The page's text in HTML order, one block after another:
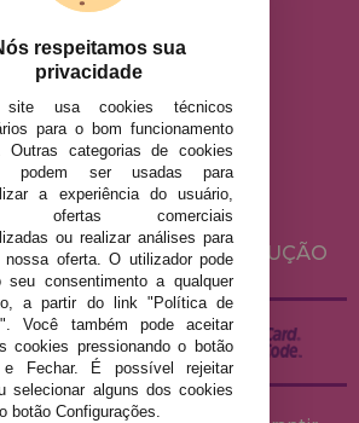
info@casadopuzzle.pt
AVISO LEGAL
DE PRIVACIDADE
DE COOKIES
E DEVOLUÇÕES
DIREITO DE LIVRE RESOLUÇÃO
respeitamos sua
privacidade
site usa cookies técnicos
para o bom funcionamento
Outras categorias de cookies
podem ser usadas para
a experiência do usuário,
ofertas comerciais
ou realizar análises para
nossa oferta. O utilizador pode
seu consentimento a qualquer
a partir do link "Política de
Você também pode aceitar
cookies pressionando o botão
e Fechar. É possível rejeitar
selecionar alguns dos cookies
botão Configurações.